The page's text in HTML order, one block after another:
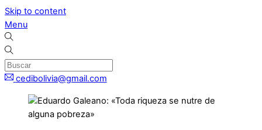
Skip to content
Menu
cedibolivia@gmail.com